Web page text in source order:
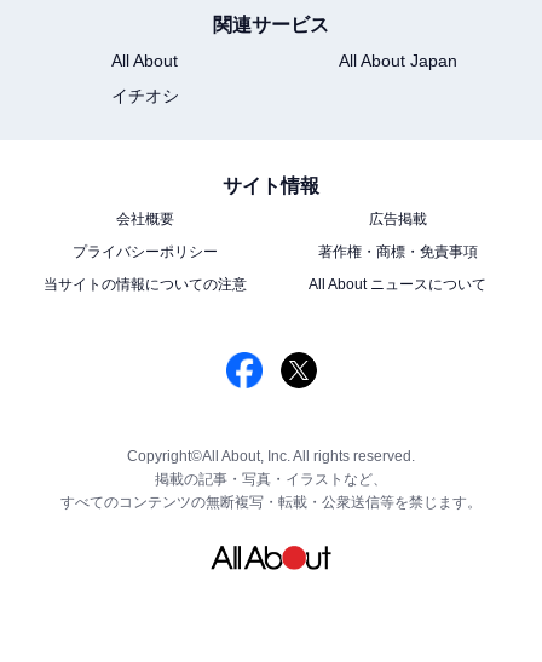
関連サービス
All About
All About Japan
イチオシ
サイト情報
会社概要
広告掲載
プライバシーポリシー
著作権・商標・免責事項
当サイトの情報についての注意
All About ニュースについて
Copyright©All About, Inc. All rights reserved.
掲載の記事・写真・イラストなど、
すべてのコンテンツの無断複写・転載・公衆送信等を禁じます。